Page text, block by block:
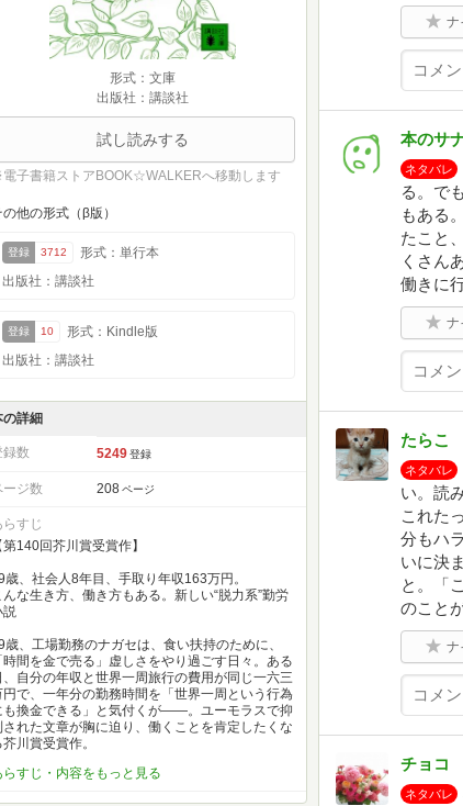
形式：文庫
出版社：講談社
試し読みする
子書籍ストアBOOK☆WALKERへ移動します
の他の形式（β版）
登録 3712
形式：単行本
出版社：講談社
登録 10
形式：Kindle版
出版社：講談社
の詳細
録数 5249 登録
ージ数 208 ページ
らすじ
第140回芥川賞受賞作】
歳、社会人8年目、手取り年収163万円。
んな生き方、働き方もある。新しい“脱力系”勤労
説
歳、工場勤務のナガセは、食い扶持のために、
時間を金で売る」虚しさをやり過ごす日々。ある
、自分の年収と世界一周旅行の費用が同じ一六三
円で、一年分の勤務時間を「世界一周という行為
も換金できる」と気付くが――。ユーモラスで抑
された文章が胸に迫り、働くことを肯定したくな
芥川賞受賞作。
らすじ・内容をもっと見る
ナ
本のサ
ネタバレ
る。で
もある
たこと
くさん
働きに
ナ
たらこ
ネタバレ
い。読
これた
分もハ
いに決
と。「
のこと
ナ
チョコ
ネタバレ